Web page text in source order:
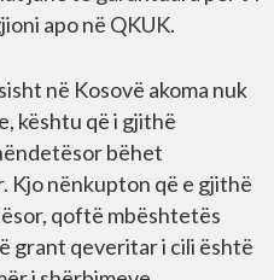
apo në QKUK.
në Kosovë akoma nuk
kështu që i gjithë
bëhet
nënkupton që e gjithë
qoftë mbështetës
grant qeveritar i cili është